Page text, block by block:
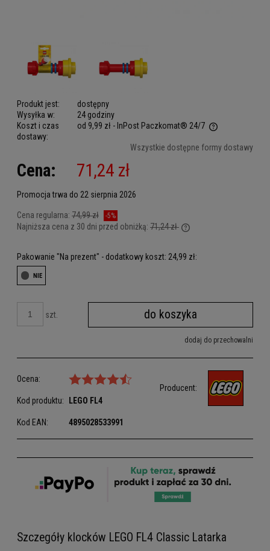
Produkt jest:
dostępny
Wysyłka w:
24 godziny
Koszt i czas
dostawy:
od 9,99 zł - InPost Paczkomat® 24/7
Cena nie zawiera ewentualnych kosztów płatności
Wszystkie dostępne formy dostawy
Cena: 71,24 zł
Promocja trwa do 22 sierpnia 2026
Cena regularna: 74,99 zł -5%
Najniższa cena z 30 dni przed obniżką: 71,24 zł
kiedy produkt pojawił
Pakowanie "Na prezent" - dodatkowy koszt: 24,99 zł:
szt. do koszyka
dodaj do przechowalni
Ocena:
Kod produktu: LEGO FL4
Kod EAN: 4895028533991
Producent:
Szczegóły klocków LEGO FL4 Classic Latarka